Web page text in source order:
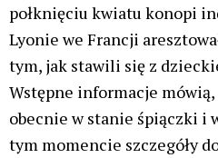
połknięciu kwiatu konopi
Lyonie we Francji
tym, jak stawili się z
Wstępne informacje
obecnie w stanie śpiączki i
tym momencie szczegóły